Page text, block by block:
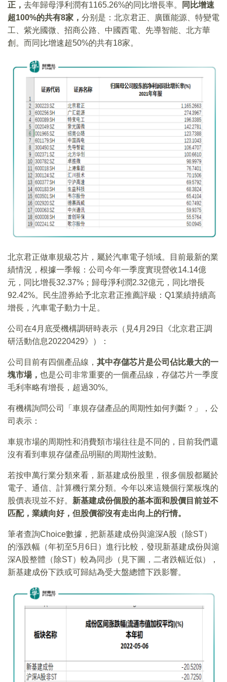
正， 去年歸母淨利潤有1165.26%的同比增長率。
同比增速
超100%的共有8家， 分别是：北京君正、廣匯能源、特變電
工、紫光國微、招商公路、中國西電、先導智能、北方華
創。而同比增速超50%的共有18家。
北京君正做車規級芯片，屬於汽車電子領域。目前最新的業
績情況，根據一季報：公司今年一季度實現營收14.14億
元，同比增長32.37%；歸母淨利潤2.32億元，同比增長
92.42%。民生證券給予北京君正推薦評級：Q1業績持續高
增長，汽車電子動力十足。
公司在4月底受機構調研時表示（見4月29日《北京君正調
研活動信息20220429》）：
公司目前有四個產品線， 其中存儲芯片是公司佔比最大的一
塊市場， 也是公司非常重要的一個產品線，存儲芯片一季度
毛利率略有增長，超過30%。
有機構詢問公司「車規存儲產品的周期性如何判斷？」，公
司表示：
車規市場的周期性和消費類市場往往是不同的，目前我們還
沒有看到車規存儲產品明顯的周期性波動。
若按申萬行業分類來看，新基建成份股里，很多個股都屬於
電子、通信、計算機行業分類。今年以來這幾個行業板塊的
股價表現並不好。 新基建成份個股的基本面和股價目前並不
匹配，業績向好，但股價卻沒有走出向上的行情。
筆者查詢Choice數據，把新基建成份與滬深A股（除ST）
的漲跌幅（年初至5月6日）進行比較，發現新基建成份與滬
深A股整體（除ST）較為同步（見下圖，二者跌幅近似），
新基建成份下跌或可歸結為受大盤總體下跌影響。